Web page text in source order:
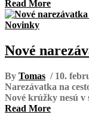
Read More
Novinky
Nové
By Tomas / 10.
Narezávatka na
Nové krúžky nesú v
Read More